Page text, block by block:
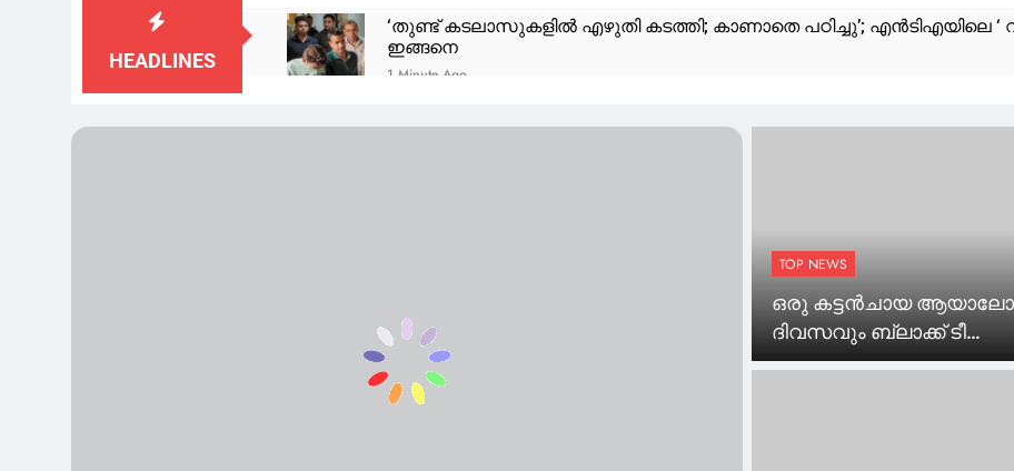
HEADLINES
‘തുണ്ട് കടലാസുകളില്‍ എഴുതി കടത്തി; കാണാതെ പഠിച്ചു’; എന്‍ടിഎയിലെ ‘
ഇങ്ങനെ
1 Minute Ago
‘നിയമസഭാ തിരഞ്ഞെടുപ്പിൽ സീറ്റ് നൽകാമെന്ന് പറഞ്ഞ് കോൺഗ്രസ് പണം
മുന്നിൽ പ്രതിഷേധിച്ച് സ്ത്രീയും കുട്ടികളും
2 Hours Ago
വീട് എന്ന രണ്ടുമുറിയുടെ പകുതിയോളം വെള്ളം; വീടിനുള്ളിൽ
TOP NEWS
ഒരു കട്ടന്‍ചായ
ദിവസവും ബ്ലാക്ക് ടീ
കുടിക്കുന്നത്